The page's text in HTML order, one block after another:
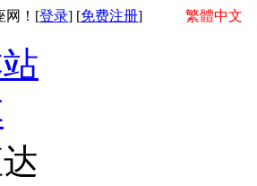
网！[登录] [免费注册] 繁體中文